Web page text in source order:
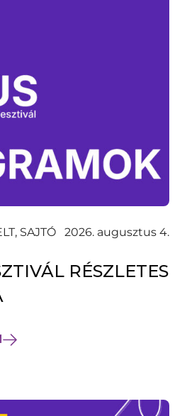
SAJTÓ 2026. augusztus 4.
RÉSZLETES